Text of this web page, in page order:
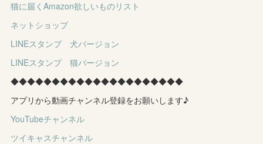
猫に届くAmazon欲しいものリスト
ネットショップ
LINEスタンプ 犬バージョン
LINEスタンプ 猫バージョン
◆◆◆◆◆◆◆◆◆◆◆◆◆◆◆◆◆◆◆◆◆
アプリから動画チャンネル登録をお願いします♪
YouTubeチャンネル
ツイキャスチャンネル